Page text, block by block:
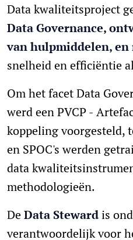
Data kwaliteitsproject
Data Governance,
van hulpmiddelen,
snelheid en efficiëntie
Om het facet Data
werd een PVCP -
koppeling voorgesteld,
en SPOC's werden
data
methodologieën.
DeData Stewardis
verantwoordelijk voor